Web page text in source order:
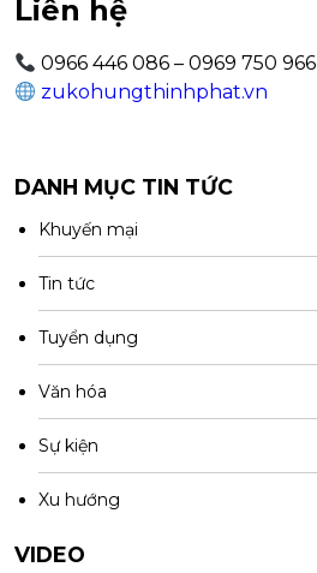
Liên hệ
0966 446 086 – 0969 750 966
zukohungthinhphat.vn
DANH MỤC TIN TỨC
Khuyến mại
Tin tức
Tuyển dụng
Văn hóa
Sự kiện
Xu hướng
VIDEO